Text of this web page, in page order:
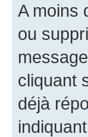
A moins
ou
cliquant
déjà